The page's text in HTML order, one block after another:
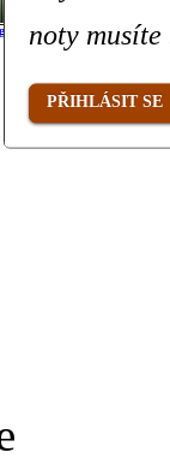
- After The Rain
Has Fallen
Sting
noty
PŘIHLÁSIT SE